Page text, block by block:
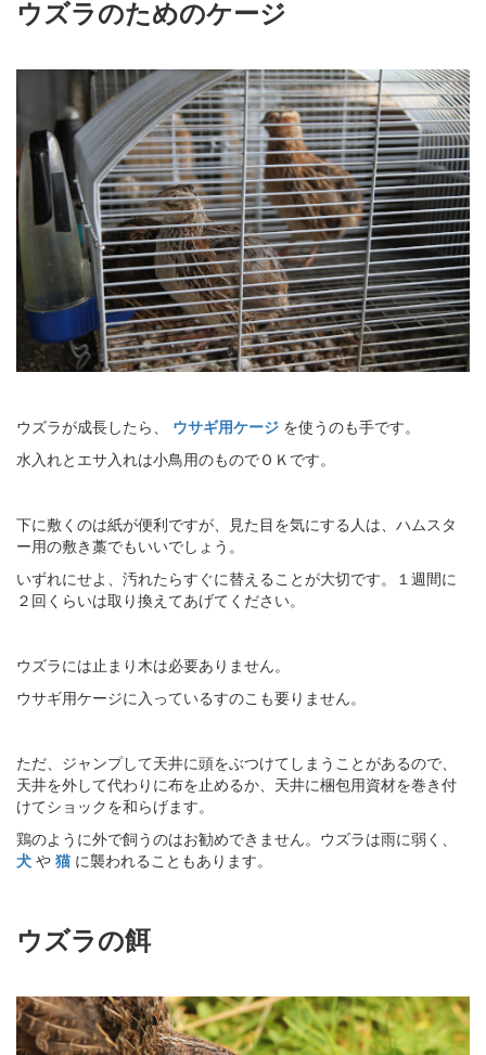
ウズラのためのケージ
ウズラが成長したら、 ウサギ用ケージ を使うのも手です。
水入れとエサ入れは小鳥用のものでＯＫです。
下に敷くのは紙が便利ですが、見た目を気にする人は、ハムスタ
ー用の敷き藁でもいいでしょう。
いずれにせよ、汚れたらすぐに替えることが大切です。１週間に
２回くらいは取り換えてあげてください。
ウズラには止まり木は必要ありません。
ウサギ用ケージに入っているすのこも要りません。
ただ、ジャンプして天井に頭をぶつけてしまうことがあるので、
天井を外して代わりに布を止めるか、天井に梱包用資材を巻き付
けてショックを和らげます。
鶏のように外で飼うのはお勧めできません。ウズラは雨に弱く、
犬 や 猫 に襲われることもあります。
ウズラの餌